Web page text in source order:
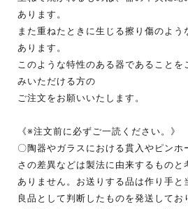
あります。
また重ねたときに生じる擦り傷のよう
あります。
このような特性のある器であることを
みいただける方の
ご注文をお願いいたします。
《※注文前に必ずご一読ください。》
〇陶器やガラスにおける貫入やピンホ
さの差異などは製法に由来するものと
ありません。お送りする品は作り手と
良品として判断したものを発送してお